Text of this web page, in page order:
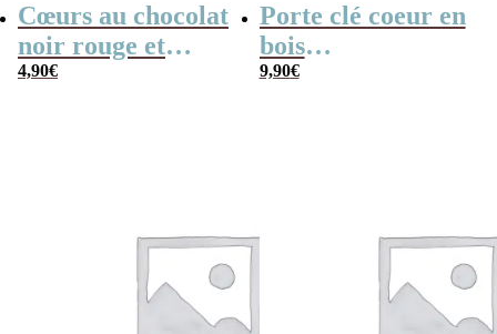
Cœurs au chocolat
noir rouge et
blanc x4 “Mon
4,90€
Porte clé coeur en
bois
personnalisable –
9,90€